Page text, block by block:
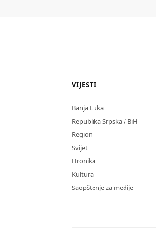
VIJESTI
Banja Luka
Republika Srpska / BiH
Region
Svijet
Hronika
Kultura
Saopštenje za medije